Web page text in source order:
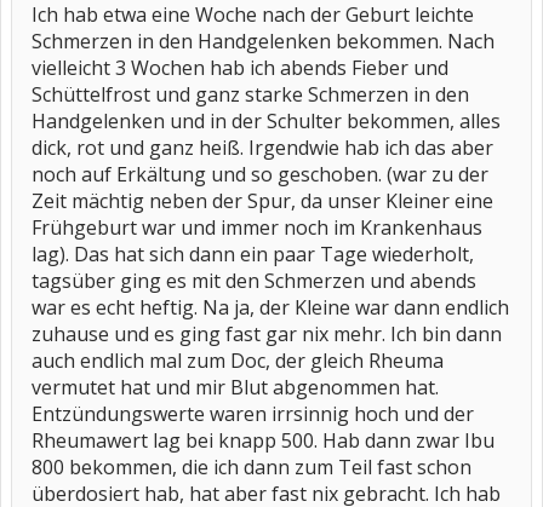
Ich hab etwa eine Woche nach der Geburt leichte
Schmerzen in den Handgelenken bekommen. Nach
vielleicht 3 Wochen hab ich abends Fieber und
Schüttelfrost und ganz starke Schmerzen in den
Handgelenken und in der Schulter bekommen, alles
dick, rot und ganz heiß. Irgendwie hab ich das aber
noch auf Erkältung und so geschoben. (war zu der
Zeit mächtig neben der Spur, da unser Kleiner eine
Frühgeburt war und immer noch im Krankenhaus
lag). Das hat sich dann ein paar Tage wiederholt,
tagsüber ging es mit den Schmerzen und abends
war es echt heftig. Na ja, der Kleine war dann endlich
zuhause und es ging fast gar nix mehr. Ich bin dann
auch endlich mal zum Doc, der gleich Rheuma
vermutet hat und mir Blut abgenommen hat.
Entzündungswerte waren irrsinnig hoch und der
Rheumawert lag bei knapp 500. Hab dann zwar Ibu
800 bekommen, die ich dann zum Teil fast schon
überdosiert hab, hat aber fast nix gebracht. Ich hab